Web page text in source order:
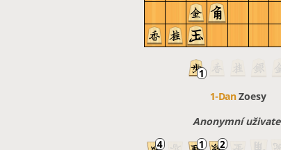
1-DanZoesy
Anonymní